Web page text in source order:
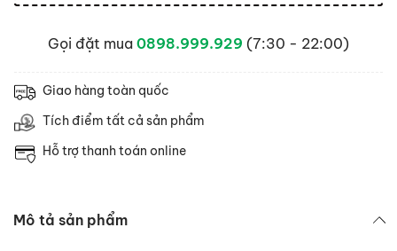
Gọi đặt mua 0898.999.929 (7:30 - 22:00)
Giao hàng toàn quốc
Tích điểm tất cả sản phẩm
Hỗ trợ thanh toán online
Mô tả sản phẩm